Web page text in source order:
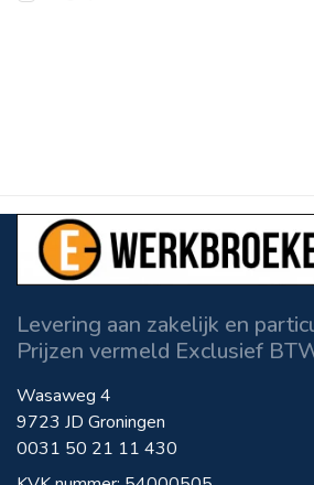
Levering aan zakelijk en
Prijzen vermeld Exclusief
Wasaweg 4
9723 JD Groningen
0031 50 21 11 430